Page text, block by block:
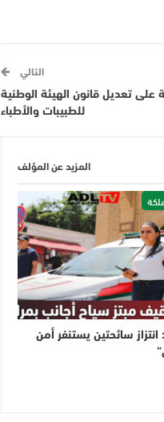
التالي
على تعديل قانون الهيئة الوطنية
للطبيبات والأطباء
المزيد عن المؤلف
انتزاز سائحتين يستنفر أمن